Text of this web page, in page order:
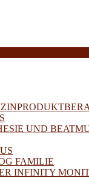
UND
FAMILIE
INFINITY